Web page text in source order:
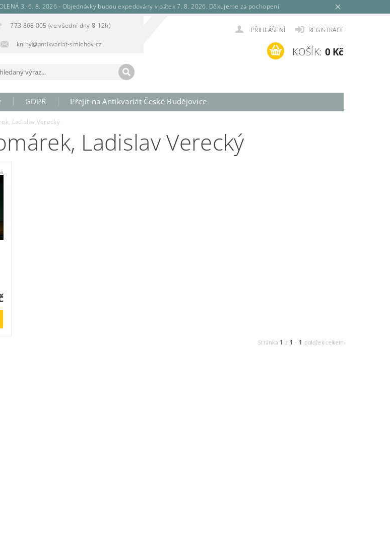
3.-6. 8. 2026 - Objednávky budou expedovány v pátek 7. 8. 2026. Děkujeme za pochopení.
773 868 005 (ve všední dny 8-12h)
knihy@antikvariat-smichov.cz
PŘIHLÁŠENÍ REGISTRACE
KOŠÍK: 0 Kč
GDPR Přejít na Antikvariát České Budějovice
Ladislav Verecký
Ladislav Verecký
Stránka 1 z 1 - 1 položek celkem